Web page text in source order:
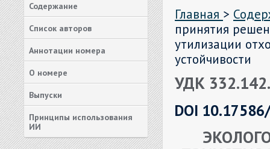
Содержание
Список авторов
Аннотации номера
О номере
Выпуски
Принципы использования
ИИ
Главная >
принятия
утилизации
устойчивости
УДК
DOI